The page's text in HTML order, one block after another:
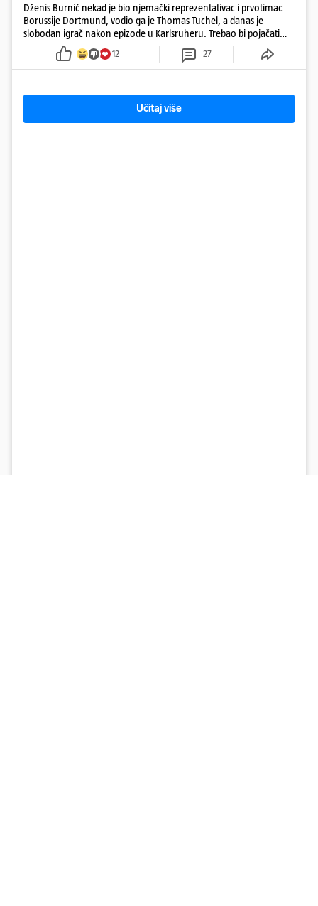
Dženis Burnić nekad je bio njemački reprezentativac i prvotimac
Borussije Dortmund, vodio ga je Thomas Tuchel, a danas je
slobodan igrač nakon epizode u Karlsruheru. Trebao bi pojačati
konkurenciju u veznom redu
12 27
Učitaj više